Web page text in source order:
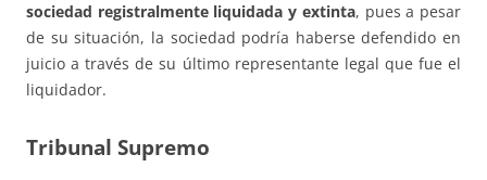
sociedad registralmente liquidada y extinta, pues a pesar
de su situación, la sociedad podría haberse defendido en
juicio a través de su último representante legal que fue el
liquidador.
Tribunal Supremo